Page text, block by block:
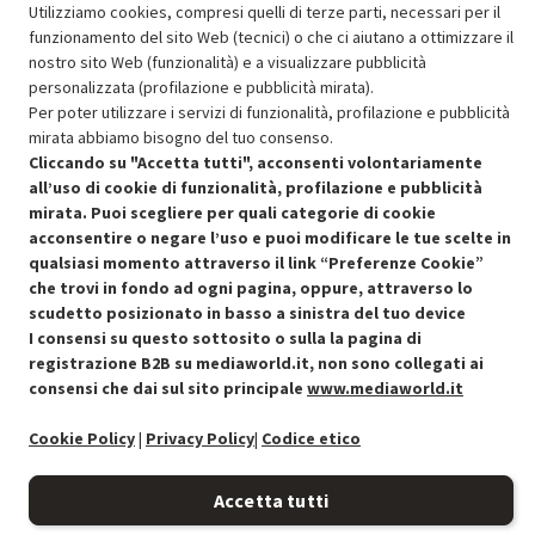
SCONTO RICONDIZIONATI
Approfitta dello sconto del 50% sul prodotto ricondizionato.
Condizioni generali di vendita
Cookie Policy
Preferenze cookie
Informativa privacy
Recedere dal contratto qui
Utilizziamo cookies, compresi quelli di terze parti, necessari per il
funzionamento del sito Web (tecnici) o che ci aiutano a ottimizzare il
nostro sito Web (funzionalità) e a visualizzare pubblicità
personalizzata (profilazione e pubblicità mirata).
Per poter utilizzare i servizi di funzionalità, profilazione e pubblicità
mirata abbiamo bisogno del tuo consenso.
Cliccando su "Accetta tutti", acconsenti volontariamente
all’uso di cookie di funzionalità, profilazione e pubblicità
mirata. Puoi scegliere per quali categorie di cookie
acconsentire o negare l’uso e puoi modificare le tue scelte in
qualsiasi momento attraverso il link “Preferenze Cookie”
che trovi in fondo ad ogni pagina, oppure, attraverso lo
scudetto posizionato in basso a sinistra del tuo device
I consensi su questo sottosito o sulla la pagina di
registrazione B2B su mediaworld.it, non sono collegati ai
consensi che dai sul sito principale www.mediaworld.it
Cookie Policy| Privacy Policy| Codice etico
Accetta tutti